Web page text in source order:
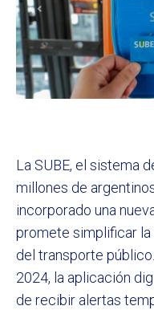
La SUBE, el sistema
millones de
incorporado una
promete simplificar
del transporte
2024, la aplicación
de recibir alertas